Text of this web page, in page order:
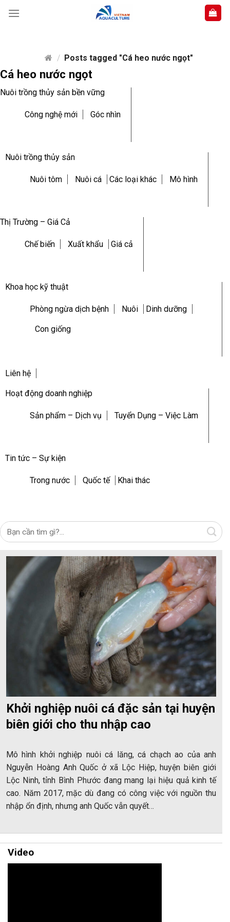
/ Posts tagged "Cá heo nước ngọt"
Cá heo nước ngọt
Nuôi trồng thủy sản bền vững
Công nghệ mới Góc nhìn
Nuôi trồng thủy sản
Nuôi tôm Nuôi cá Các loại khác Mô hình
Thị Trường – Giá Cả
Chế biến Xuất khẩu Giá cả
Khoa học kỹ thuật
Phòng ngừa dịch bệnh Nuôi Dinh dưỡng
Con giống
Liên hệ
Hoạt động doanh nghiệp
Sản phẩm – Dịch vụ Tuyển Dụng – Việc Làm
Tin tức – Sự kiện
Trong nước Quốc tế Khai thác
Khởi nghiệp nuôi cá đặc sản tại huyện
biên giới cho thu nhập cao
Mô hình khởi nghiệp nuôi cá lăng, cá chạch ao của anh
Nguyễn Hoàng Anh Quốc ở xã Lộc Hiệp, huyện biên giới
Lộc Ninh, tỉnh Bình Phước đang mang lại hiệu quả kinh tế
cao. Năm 2017, mặc dù đang có công việc với nguồn thu
nhập ổn định, nhưng anh Quốc vẫn quyết…
Video